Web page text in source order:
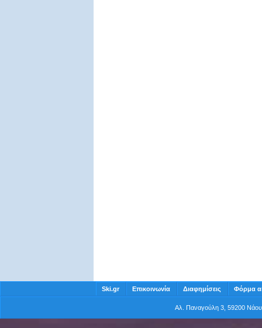
Ski.gr Επικοινωνία Διαφημίσεις Φόρμα
Αλ. Παναγούλη 3, 59200